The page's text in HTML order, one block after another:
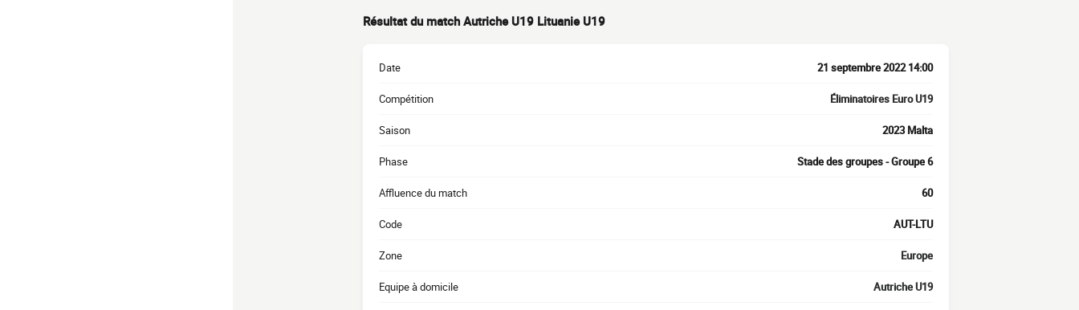
Résultat du match Autriche U19 Lituanie U19
Date 21 septembre 2022 14:00
Compétition Éliminatoires Euro U19
Saison 2023 Malta
Phase Stade des groupes - Groupe 6
Affluence du match 60
Code AUT-LTU
Zone Europe
Equipe à domicile Autriche U19